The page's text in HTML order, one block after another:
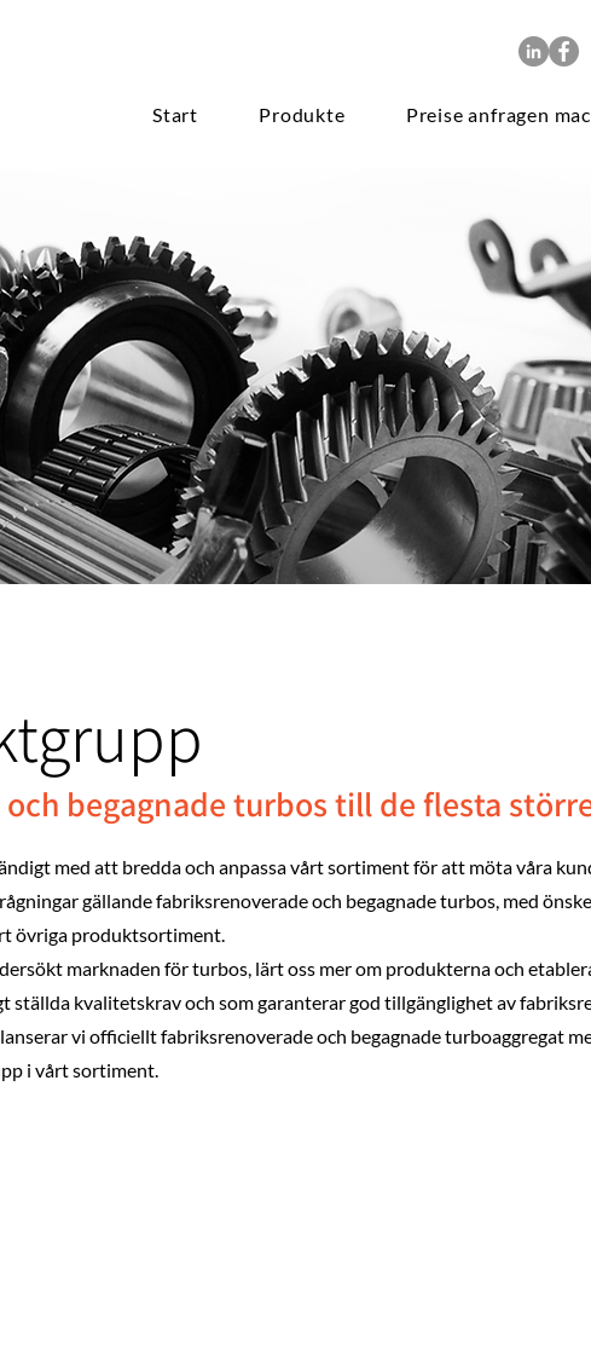
Start Produkte Preise anfragen
begagnade turbos till de flesta
med att bredda och anpassa vårt sortiment för att möta våra
gällande fabriksrenoverade och begagnade turbos, med
övriga produktsortiment.
marknaden för turbos, lärt oss mer om produkterna och
ställda kvalitetskrav och som garanterar god tillgänglighet av
vi officiellt fabriksrenoverade och begagnade turboaggregat
i vårt sortiment.